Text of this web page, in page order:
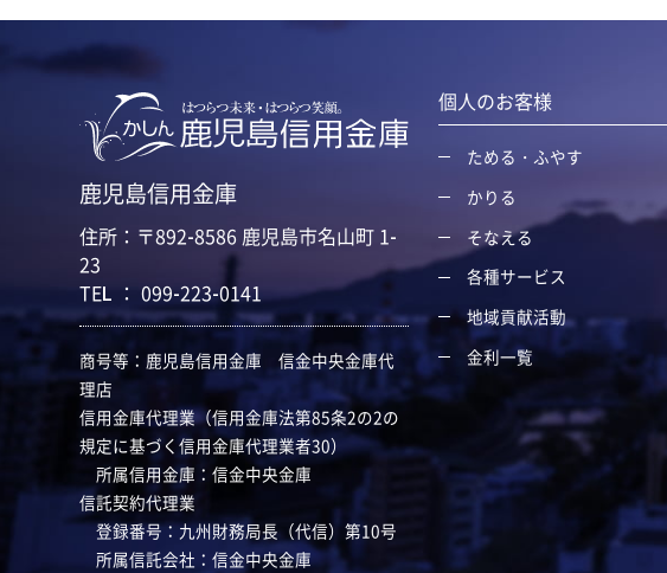
鹿児島信用金庫
住所：〒892-8586 鹿児島市名山町 1-
23
TEL ： 099-223-0141
商号等：鹿児島信用金庫 信金中央金庫代
理店
信用金庫代理業（信用金庫法第85条2の2の
規定に基づく信用金庫代理業者30）
所属信用金庫：信金中央金庫
信託契約代理業
登録番号：九州財務局長（代信）第10号
所属信託会社：信金中央金庫
個人のお客様
ためる・ふやす
かりる
そなえる
各種サービス
地域貢献活動
金利一覧